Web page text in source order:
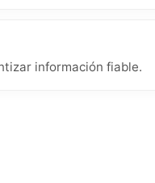
información fiable.